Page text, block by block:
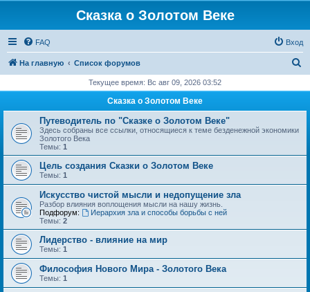
Сказка о Золотом Веке
FAQ Вход
На главную Список форумов
с
Текущее время: Вс авг 09, 2026 03:52
Сказка о Золотом Веке
Путеводитель по "Сказке о Золотом Веке"
Здесь собраны все ссылки, относящиеся к теме безденежной экономики
Золотого Века
Темы: 1
Цель создания Сказки о Золотом Веке
Темы: 1
Искусство чистой мысли и недопущение зла
Разбор влияния воплощения мысли на нашу жизнь.
Подфорум:
Иерархия зла и способы борьбы с ней
Темы: 2
Лидерство - влияние на мир
Темы: 1
Философия Нового Мира - Золотого Века
Темы: 1